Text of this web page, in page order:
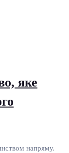
яке
напряму.